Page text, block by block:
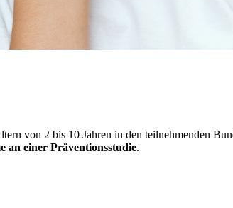
von 2 bis 10 Jahren in den teilnehmenden
an einer Präventionsstudie.